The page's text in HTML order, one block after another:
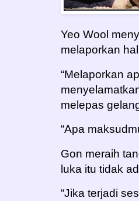
Yeo Wool
melaporkan
“Melaporkan
melepas
“Apa
Gon meraih
luka itu tidak
“Jika terjadi